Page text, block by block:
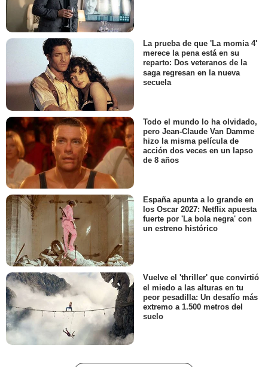
La prueba de que 'La momia 4'
merece la pena está en su
reparto: Dos veteranos de la
saga regresan en la nueva
secuela
Todo el mundo lo ha olvidado,
pero Jean-Claude Van Damme
hizo la misma película de
acción dos veces en un lapso
de 8 años
España apunta a lo grande en
los Oscar 2027: Netflix apuesta
fuerte por 'La bola negra' con
un estreno histórico
Vuelve el 'thriller' que convirtió
el miedo a las alturas en tu
peor pesadilla: Un desafío más
extremo a 1.500 metros del
suelo